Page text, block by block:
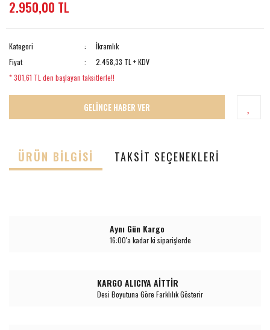
2.950,00 TL
Kategori
İkramlık
Fiyat
2.458,33 TL + KDV
* 301,61 TL den başlayan taksitlerle!!
GELİNCE HABER VER
ÜRÜN BILGISI TAKSIT SEÇENEKLERI
Aynı Gün Kargo
16:00'a kadar ki siparişlerde
KARGO ALICIYA AİTTİR
Desi Boyutuna Göre Farklılık Gösterir